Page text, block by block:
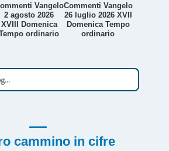
Vangelo
2 agosto 2026
XVIII Domenica
ordinario
Commenti Vangelo
26 luglio 2026 XVII
Domenica Tempo
ordinario
cammino in cifre